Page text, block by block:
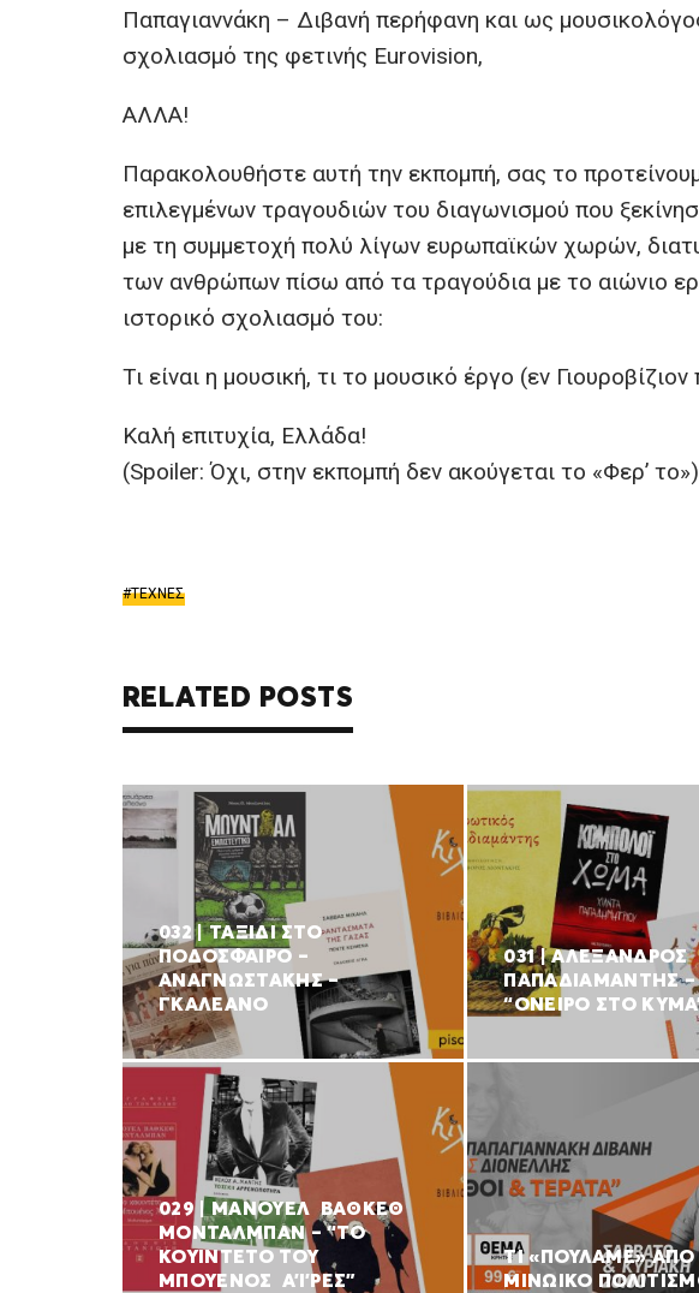
Παπαγιαννάκη – Διβανή περήφανη και ως
σχολιασμό της φετινής Eurovision,
ΑΛΛΑ!
Παρακολουθήστε αυτή την εκπομπή, σας το
επιλεγμένων τραγουδιών του διαγωνισμού που
με τη συμμετοχή πολύ λίγων ευρωπαϊκών χωρών,
των ανθρώπων πίσω από τα τραγούδια με το αιώνιο
ιστορικό σχολιασμό του:
Τι είναι η μουσική, τι το μουσικό έργο (εν
Καλή επιτυχία, Ελλάδα!
(Spoiler: Όχι, στην εκπομπή δεν ακούγεται το «Φερ’ το»)
ΤΕΧΝΕΣ
RELATED POSTS
032 | ΤΑΞΙΔΙ ΣΤΟ
ΠΟΔΟΣΦΑΙΡΟ –
ΑΝΑΓΝΩΣΤΑΚΗΣ –
ΓΚΑΛΕΑΝΟ
031 | ΑΛΕΞΑΝΔΡΟΣ
ΠΑΠΑΔΙΑΜΑΝΤΗΣ –
“ΟΝΕΙΡΟ ΣΤΟ
029 | ΜΑΝΟΥΕΛ ΒΑΘΚΕΘ
ΜΟΝΤΑΛΜΠΑΝ – “ΤΟ
ΚΟΥΙΝΤΕΤΟ ΤΟΥ
ΜΠΟΥΕΝΟΣ Α’Ι’ΡΕΣ”
ΤΙ «ΠΟΥΛΑΜΕ»
ΜΙΝΩΙΚΟ